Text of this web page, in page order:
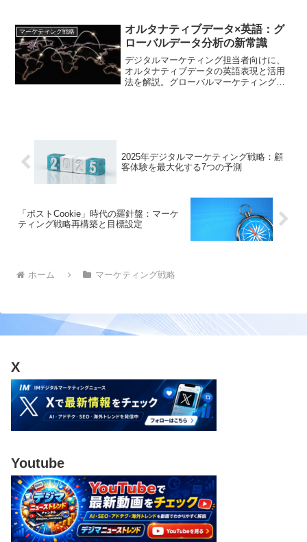
マーケティング戦略
オルタナティブデータ×英語：グ
ローバルデータ分析の新常識
デジタルマーケティング担当者向けに、
オルタナティブデータの英語表現と活用
法を解説。グローバルマーケティングに
2025年デジタルマーケティング戦略：顧
客体験を最大化する7つの予測
「ポストCookie」時代の羅針盤：マーケ
ティング戦略再構築と目標設定
ホーム マーケティング戦略
X
Youtube